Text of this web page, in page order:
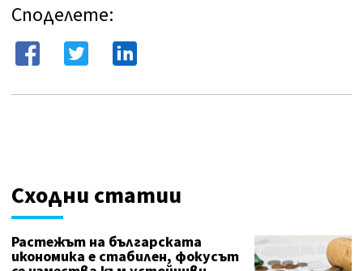
Споделете:
Сходни статии
Растежът на българската
икономика е стабилен, фокусът